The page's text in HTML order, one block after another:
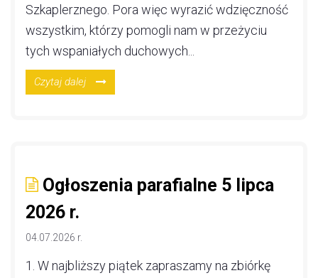
Szkaplerznego. Pora więc wyrazić wdzięczność
wszystkim, którzy pomogli nam w przeżyciu
tych wspaniałych duchowych...
Czytaj dalej
Ogłoszenia parafialne 5 lipca
2026 r.
04.07.2026 r.
1. W najbliższy piątek zapraszamy na zbiórkę